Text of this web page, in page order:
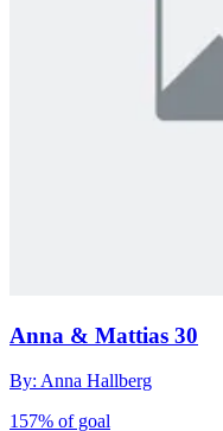
Anna & Mattias 30
By: Anna Hallberg
157% of goal